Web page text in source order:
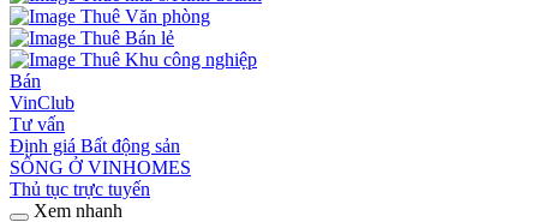
Thuê Văn phòng
Thuê Bán lẻ
Thuê Khu công nghiệp
Bán
VinClub
Tư vấn
Định giá Bất động sản
SỐNG Ở VINHOMES
Thủ tục trực tuyến
Xem nhanh